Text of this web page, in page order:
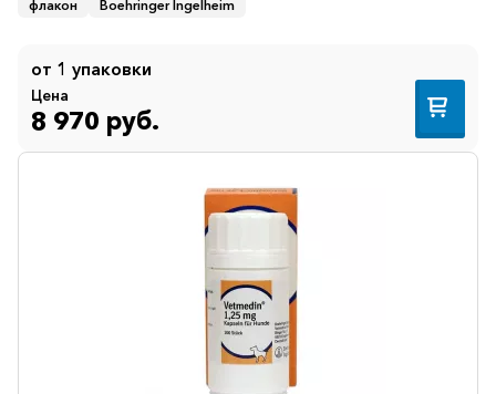
флакон Boehringer Ingelheim
от 1 упаковки
Цена
8 970 руб.